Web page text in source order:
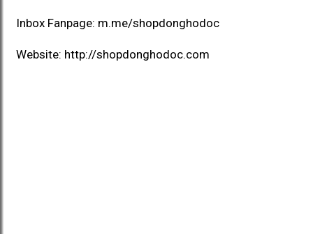
Inbox Fanpage: m.me/shopdonghodoc
Website: http://shopdonghodoc.com